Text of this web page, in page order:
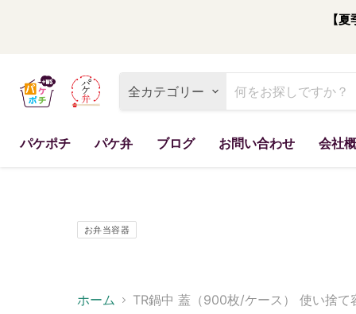
【
全カテゴリー
パケポチ パケ弁 ブログ お問い合わせ 会社
お弁当容器
ホーム TR鍋中 蓋（900枚/ケース） 使い捨て